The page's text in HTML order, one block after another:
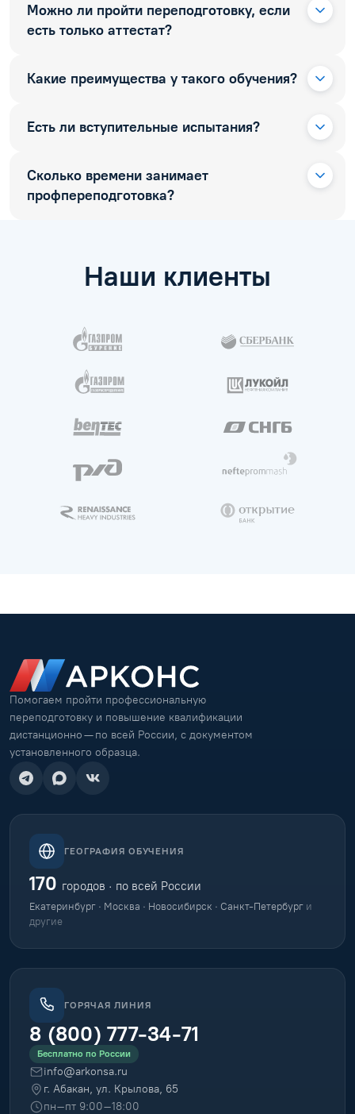
Можно ли пройти переподготовку, если
есть только аттестат?
Какие преимущества у такого обучения?
Есть ли вступительные испытания?
Сколько времени занимает
профпереподготовка?
Наши клиенты
Помогаем пройти профессиональную
переподготовку и повышение квалификации
дистанционно — по всей России, с документом
установленного образца.
ГЕОГРАФИЯ ОБУЧЕНИЯ
170 городов · по всей России
Екатеринбург · Москва · Новосибирск · Санкт-Петербург и
другие
ГОРЯЧАЯ ЛИНИЯ
8 (800) 777-34-71
Бесплатно по России
info@arkonsa.ru
г. Абакан, ул. Крылова, 65
пн–пт 9:00–18:00